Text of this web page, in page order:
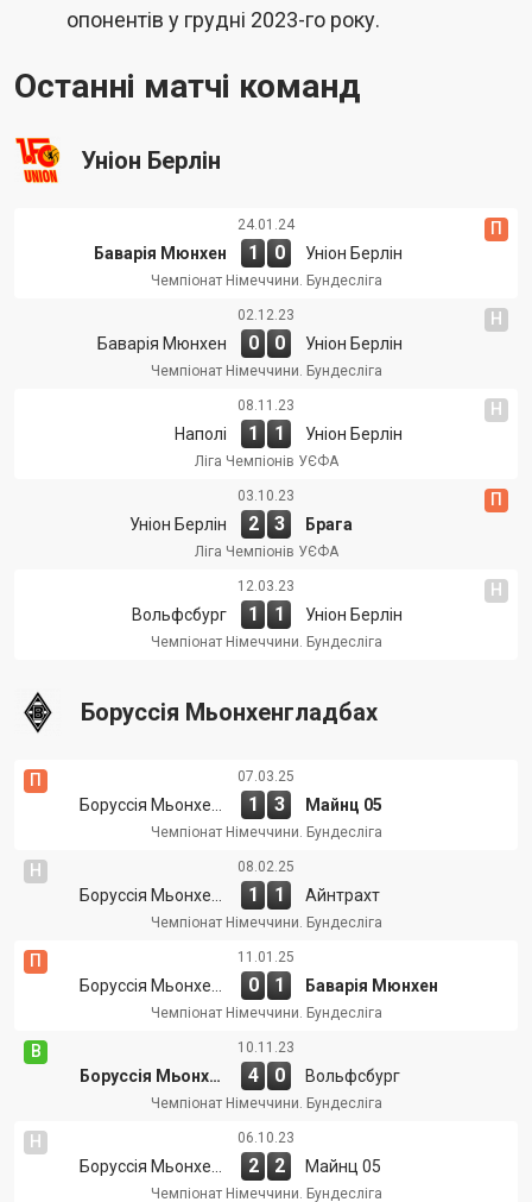
опонентів у грудні 2023-го року.
Останні матчі команд
Уніон Берлін
П
24.01.24
Баварія Мюнхен 1 0 Уніон Берлін
Чемпіонат Німеччини. Бундесліга
Н
02.12.23
Баварія Мюнхен 0 0 Уніон Берлін
Чемпіонат Німеччини. Бундесліга
Н
08.11.23
Наполі 1 1 Уніон Берлін
Ліга Чемпіонів УЄФА
П
03.10.23
Уніон Берлін 2 3 Брага
Ліга Чемпіонів УЄФА
Н
12.03.23
Вольфсбург 1 1 Уніон Берлін
Чемпіонат Німеччини. Бундесліга
Боруссія Мьонхенгладбах
П 07.03.25
1 3 Майнц 05
Чемпіонат Німеччини. Бундесліга
Н 08.02.25
1 1 Айнтрахт
Чемпіонат Німеччини. Бундесліга
П 11.01.25
0 1 Баварія Мюнхен
Чемпіонат Німеччини. Бундесліга
В 10.11.23
Боруссія Мьонхенгладбах 4 0 Вольфсбург
Чемпіонат Німеччини. Бундесліга
Н 06.10.23
2 2 Майнц 05
Чемпіонат Німеччини. Бундесліга